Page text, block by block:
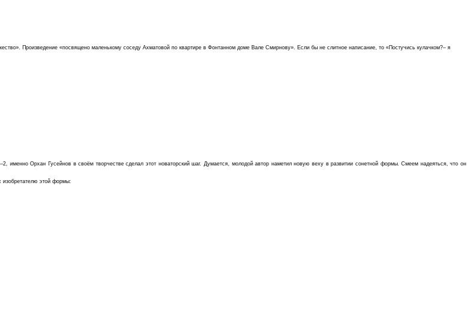
Произведение «посвящено маленькому соседу Ахматовой по квартире в Фонтанном доме Вале Смирнову». Если бы не слитное написание, то «Постучись кулачком?– я
именно Орхан Гусейнов в своём творчестве сделал этот новаторский шаг. Думается, молодой автор наметил новую веху в развитии сонетной формы. Смеем надеяться, что он
изобретателю этой формы: